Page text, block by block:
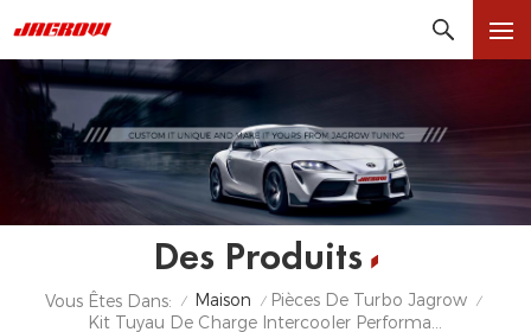
Des Produits
Vous Êtes Dans: / Maison / Pièces De Turbo Jagrow /